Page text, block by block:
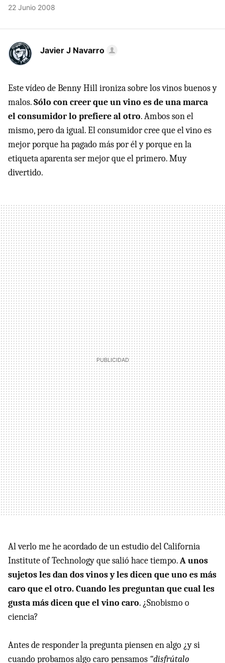
22 Junio 2008
Javier J Navarro
Este vídeo de Benny Hill ironiza sobre los vinos buenos y
malos.Sólo con creer que un vino es de una marca
el consumidor lo prefiere al otro. Ambos son el
mismo, pero da igual. El consumidor cree que el vino es
mejor porque ha pagado más por él y porque en la
etiqueta aparenta ser mejor que el primero. Muy
divertido.
Al verlo me he acordado de un estudio del California
Institute of Technology que salió hace tiempo.A unos
sujetos les dan dos vinos y les dicen que uno es más
caro que el otro. Cuando les preguntan que cual les
gusta más dicen que el vino caro. ¿Snobismo o
ciencia?
Antes de responder la pregunta piensen en algo ¿y si
cuando probamos algo caro pensamos “disfrútalo